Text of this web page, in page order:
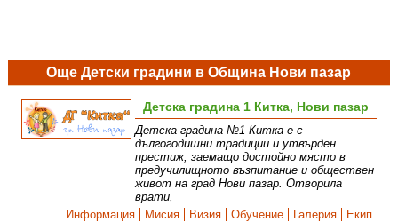
Още Детски градини в Община Нови пазар
Детска градина 1 Китка, Нови пазар
Детска градина №1 Китка е с
дългогодишни традиции и утвърден
престиж, заемащо достойно място в
предучилищното възпитание и обществен
живот на град Нови пазар. Отворила
врати,
Информация
Мисия Визия Обучение Галерия Екип